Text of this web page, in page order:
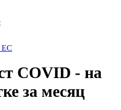
ЕС
COVID - на
за месяц